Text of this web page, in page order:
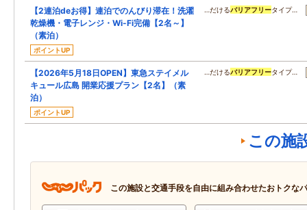
【2連泊deお得】連泊でのんびり滞在！洗濯
乾燥機・電子レンジ・Wi-Fi完備【2名～】
（素泊）
ポイントUP
…だけるバリアフリータイプ…
【2026年5月18日OPEN】東急ステイメル
キュール広島 開業応援プラン【2名】（素
泊）
ポイントUP
…だけるバリアフリータイプ…
この施
この施設と交通手段を自由に組み合わせたおトクな